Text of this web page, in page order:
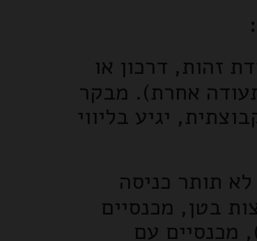
זהות, דרכון או
אחרת). מבקר
קבוצתית, יגיע בליווי
תותר כניסה
בטן, מכנסיים
מכנסיים עם